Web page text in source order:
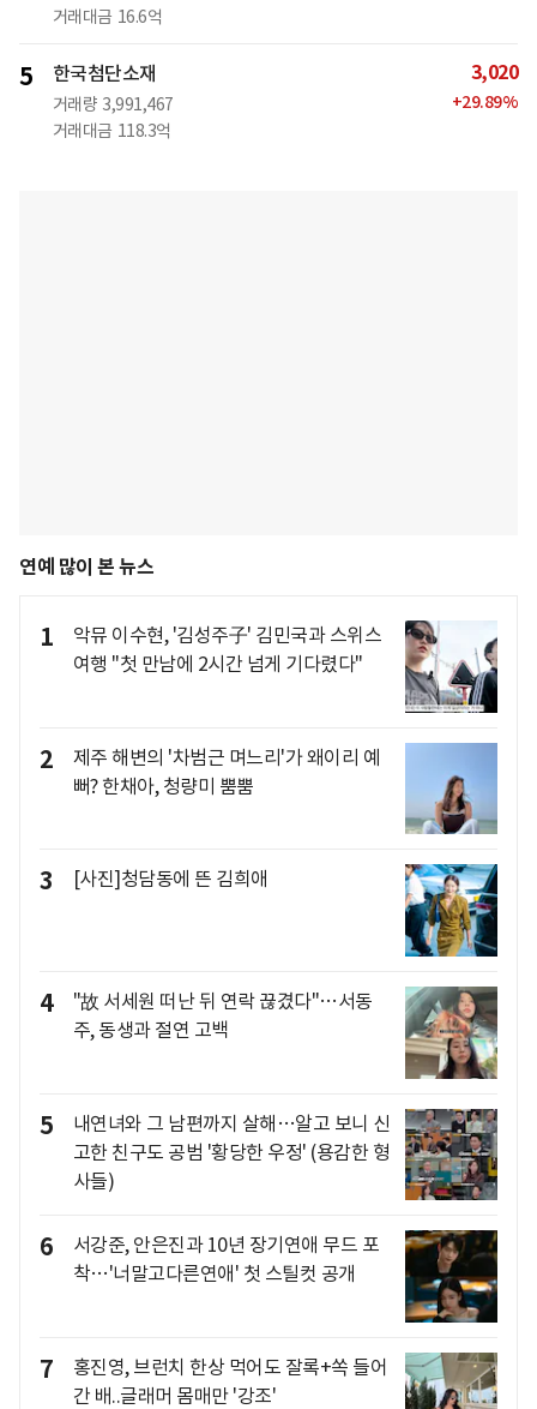
거래대금 16.6억
5 한국첨단소재
거래량 3,991,467
거래대금 118.3억
3,020
+29.89%
연예 많이 본 뉴스
1
악뮤 이수현, '김성주子' 김민국과 스위스
여행 "첫 만남에 2시간 넘게 기다렸다"
2
제주 해변의 '차범근 며느리'가 왜이리 예
뻐? 한채아, 청량미 뿜뿜
3 [사진]청담동에 뜬 김희애
4
"故 서세원 떠난 뒤 연락 끊겼다"…서동
주, 동생과 절연 고백
5
내연녀와 그 남편까지 살해…알고 보니 신
고한 친구도 공범 '황당한 우정' (용감한 형
사들)
6
서강준, 안은진과 10년 장기연애 무드 포
착…'너말고다른연애' 첫 스틸컷 공개
7
홍진영, 브런치 한상 먹어도 잘록+쏙 들어
간 배..글래머 몸매만 '강조'